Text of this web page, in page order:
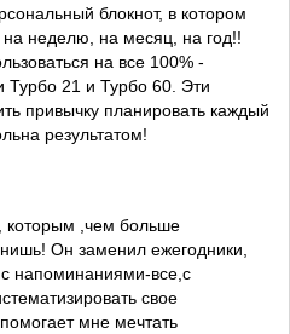
блокнот, в котором
неделю, на месяц, на год!!
на все 100% -
Турбо 21 и Турбо 60. Эти
привычку планировать каждый
результатом!
которым ,чем больше
Он заменил ежегодники,
напоминаниями-все,с
свое
мне мечтать